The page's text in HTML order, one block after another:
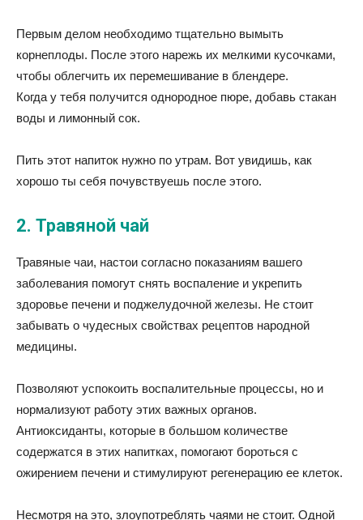
Первым делом необходимо тщательно вымыть
корнеплоды. После этого нарежь их мелкими кусочками,
чтобы облегчить их перемешивание в блендере.
Когда у тебя получится однородное пюре, добавь стакан
воды и лимонный сок.
Пить этот напиток нужно по утрам. Вот увидишь, как
хорошо ты себя почувствуешь после этого.
2. Травяной чай
Травяные чаи, настои согласно показаниям вашего
заболевания помогут снять воспаление и укрепить
здоровье печени и поджелудочной железы. Не стоит
забывать о чудесных свойствах рецептов народной
медицины.
Позволяют успокоить воспалительные процессы, но и
нормализуют работу этих важных органов.
Антиоксиданты, которые в большом количестве
содержатся в этих напитках, помогают бороться с
ожирением печени и стимулируют регенерацию ее клеток.
Несмотря на это, злоупотреблять чаями не стоит. Одной